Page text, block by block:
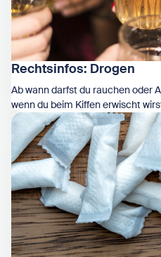
Rechtsinfos: Drogen
Ab wann darfst du rauchen oder
wenn du beim Kiffen erwischt
Zeige Rechtsinfos: Drogen